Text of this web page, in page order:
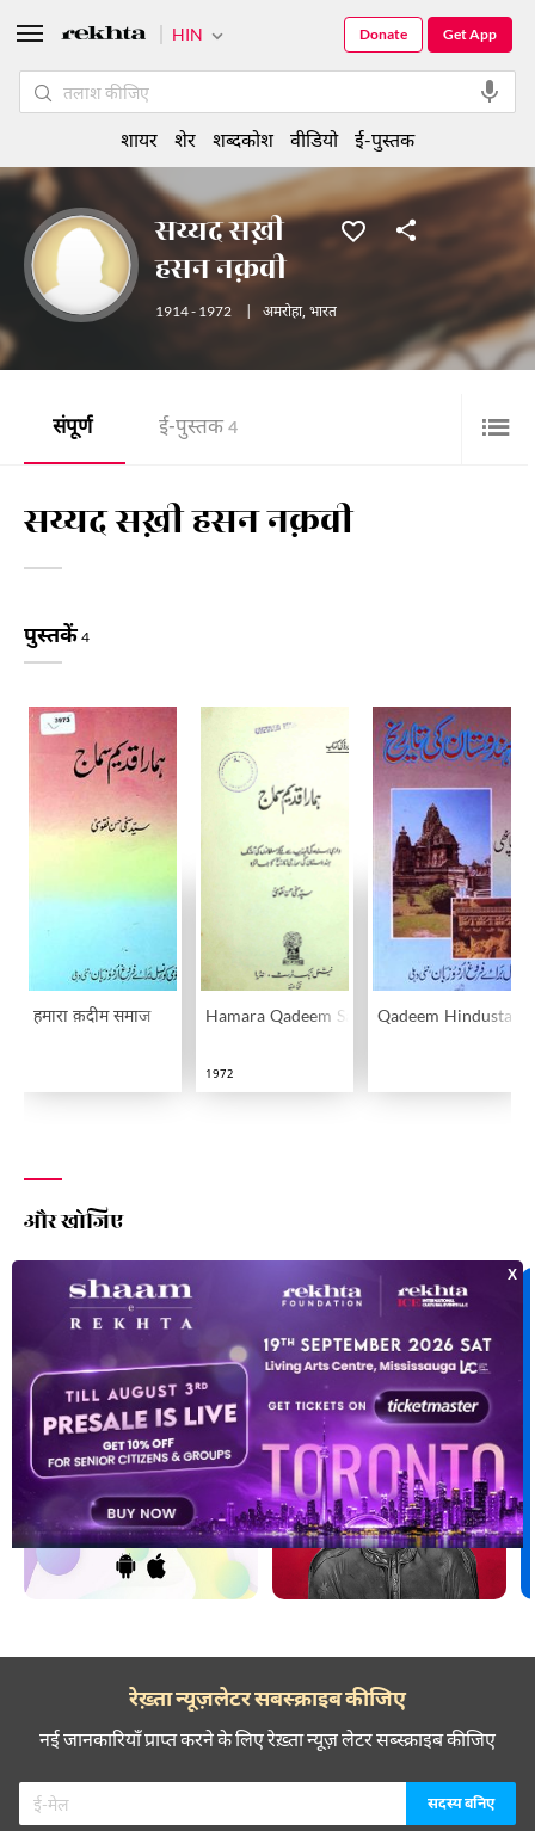
सय्यद सख़ी
हसन नक़वी
1914 - 1972 अमरोहा, भारत
संपूर्ण ई-पुस्तक 4
सय्यद सख़ी हसन नक़वी
पुस्तकें 4
हमारा क़दीम समाज Hamara Qadeem Samaj
1972
Qadeem Hindustan
और खोजिए
HIN Get App
Donate
शायर शेर शब्दकोश वीडियो ई-पुस्तक
रेख़्ता न्यूज़लेटर सबस्क्राइब कीजिए
नई जानकारियाँ प्राप्त करने के लिए रेख़्ता न्यूज़ लेटर सब्स्क्राइब कीजिए